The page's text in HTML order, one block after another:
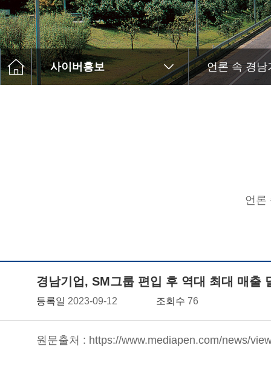
찾아오시는길
사이버홍보 언론 속 경남
언론
경남기업, SM그룹 편입 후 역대 최대 매출
등록일 2023-09-12 조회수 76
원문출처 : https://www.mediapen.com/news/